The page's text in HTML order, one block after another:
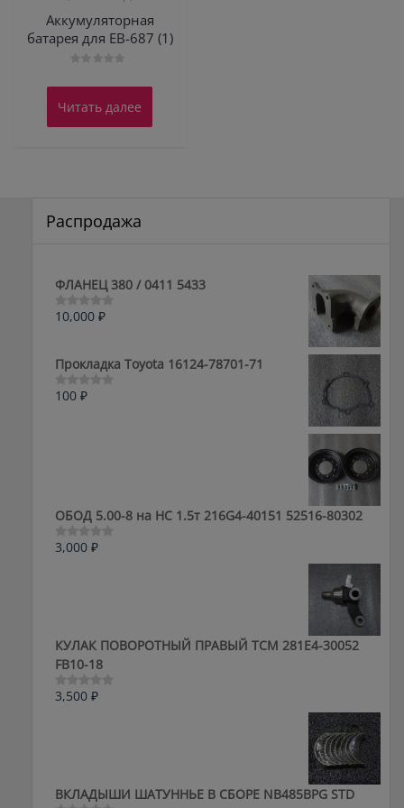
Аккумуляторная
батарея для ЕВ-687 (1)
0
5
Читать далее
Распродажа
ФЛАНЕЦ 380 / 0411 5433
Оценка
5
10,000 ₽
Прокладка Toyota 16124-78701-71
Оценка
100 ₽
ОБОД 5.00-8 на HC 1.5т 216G4-40151 52516-80302
Оценка
3,000 ₽
КУЛАК ПОВОРОТНЫЙ ПРАВЫЙ ТСМ 281E4-30052
FB10-18
Оценка
3,500 ₽
ВКЛАДЫШИ ШАТУННЬЕ В СБОРЕ NB485BPG STD